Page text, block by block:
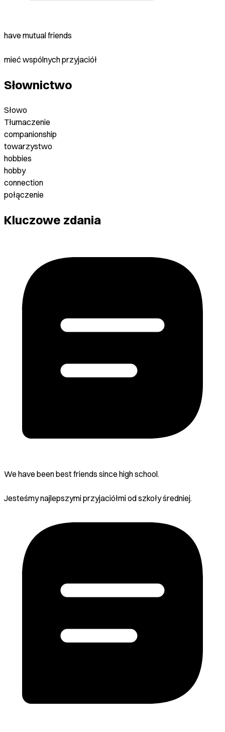
have mutual friends
mieć wspólnych przyjaciół
Słownictwo
Słowo
Tłumaczenie
companionship
towarzystwo
hobbies
hobby
connection
połączenie
Kluczowe zdania
We have been best friends since high school.
Jesteśmy najlepszymi przyjaciółmi od szkoły średniej.